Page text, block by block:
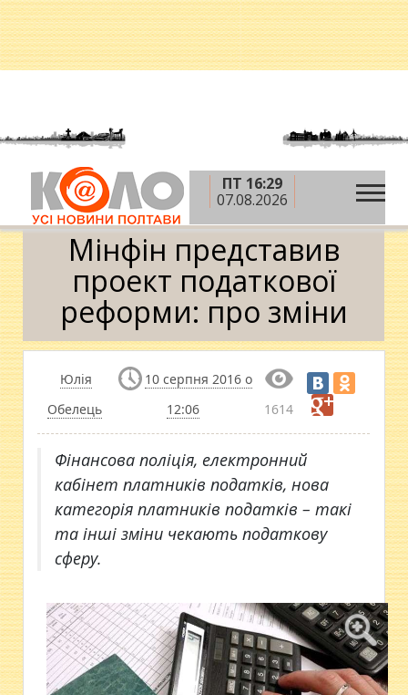
ПТ 16:29
07.08.2026
Головна » Новини » Гроші »Мінфін
представив проект податкової реформи: про зміни
Мінфін представив
проект податкової
реформи: про зміни
Юлія
Обелець
10 серпня 2016 о
12:06
1614
Фінансова поліція, електронний
кабінет платників податків, нова
категорія платників податків – такі
та інші зміни чекають податкову
сферу.